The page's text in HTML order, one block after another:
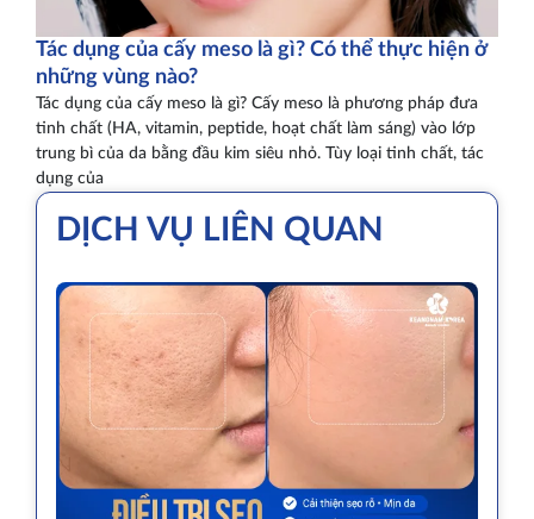
Tác dụng của cấy meso là gì? Có thể thực hiện ở
những vùng nào?
Tác dụng của cấy meso là gì? Cấy meso là phương pháp đưa
tinh chất (HA, vitamin, peptide, hoạt chất làm sáng) vào lớp
trung bì của da bằng đầu kim siêu nhỏ. Tùy loại tinh chất, tác
dụng của
DỊCH VỤ LIÊN QUAN